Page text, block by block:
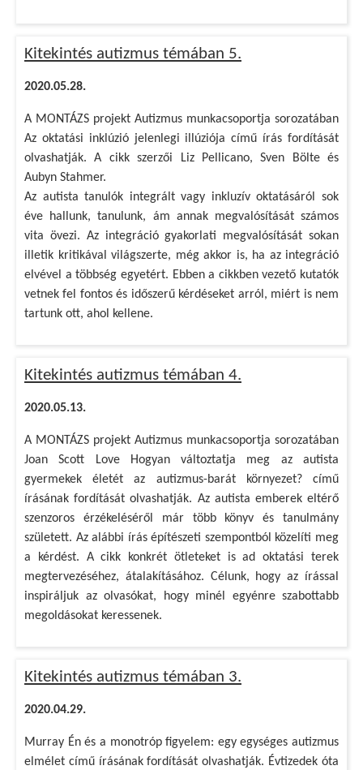
Kitekintés autizmus témában 5.
2020.05.28.
A MONTÁZS projekt Autizmus munkacsoportja sorozatában
Az oktatási inklúzió jelenlegi illúziója című írás fordítását
olvashatják. A cikk szerzői Liz Pellicano, Sven Bölte és
Aubyn Stahmer.
Az autista tanulók integrált vagy inkluzív oktatásáról sok
éve hallunk, tanulunk, ám annak megvalósítását számos
vita övezi. Az integráció gyakorlati megvalósítását sokan
illetik kritikával világszerte, még akkor is, ha az integráció
elvével a többség egyetért. Ebben a cikkben vezető kutatók
vetnek fel fontos és időszerű kérdéseket arról, miért is nem
tartunk ott, ahol kellene.
Kitekintés autizmus témában 4.
2020.05.13.
A MONTÁZS projekt Autizmus munkacsoportja sorozatában
Joan Scott Love Hogyan változtatja meg az autista
gyermekek életét az autizmus-barát környezet? című
írásának fordítását olvashatják. Az autista emberek eltérő
szenzoros érzékeléséről már több könyv és tanulmány
született. Az alábbi írás építészeti szempontból közelíti meg
a kérdést. A cikk konkrét ötleteket is ad oktatási terek
megtervezéséhez, átalakításához. Célunk, hogy az írással
inspiráljuk az olvasókat, hogy minél egyénre szabottabb
megoldásokat keressenek.
Kitekintés autizmus témában 3.
2020.04.29.
Murray Én és a monotróp figyelem: egy egységes autizmus
elmélet című írásának fordítását olvashatják. Évtizedek óta